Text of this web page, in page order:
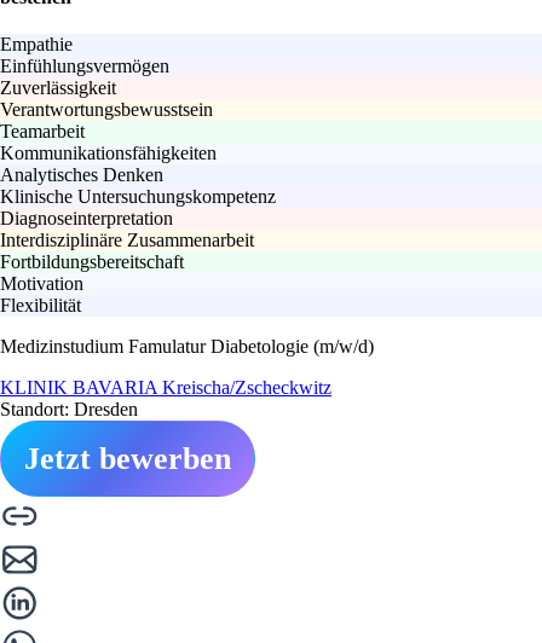
Empathie
Einfühlungsvermögen
Zuverlässigkeit
Verantwortungsbewusstsein
Teamarbeit
Kommunikationsfähigkeiten
Analytisches Denken
Klinische Untersuchungskompetenz
Diagnoseinterpretation
Interdisziplinäre Zusammenarbeit
Fortbildungsbereitschaft
Motivation
Flexibilität
Medizinstudium Famulatur Diabetologie (m/w/d)
KLINIK BAVARIA Kreischa/Zscheckwitz
Standort: Dresden
Jetzt bewerben